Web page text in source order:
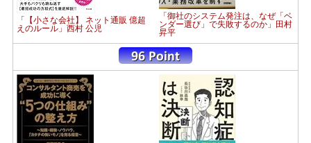
「【小さな会社】 ネット通販 億超
えのルール」西村 公児
「御社のシステム発注は、なぜ「ベ
ンダー選び」で失敗するのか」田村
昇平